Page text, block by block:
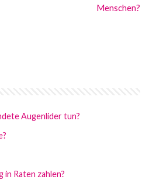
Menschen?
Augenlider tun?
in Raten zahlen?